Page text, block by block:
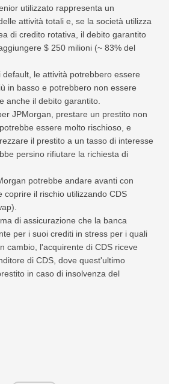
utilizzato rappresenta un
attività totali e, se la società utilizza
di credito rotativa, il debito garantito
$ 250 milioni (~ 83% del
default, le attività potrebbero essere
in basso e potrebbero non essere
anche il debito garantito.
JPMorgan, prestare un prestito non
essere molto rischioso, e
il prestito a un tasso di interesse
persino rifiutare la richiesta di
potrebbe andare avanti con
coprire il rischio utilizzando CDS
di assicurazione che la banca
per i suoi crediti in stress per i quali
cambio, l'acquirente di CDS riceve
di CDS, dove quest'ultimo
in caso di insolvenza del